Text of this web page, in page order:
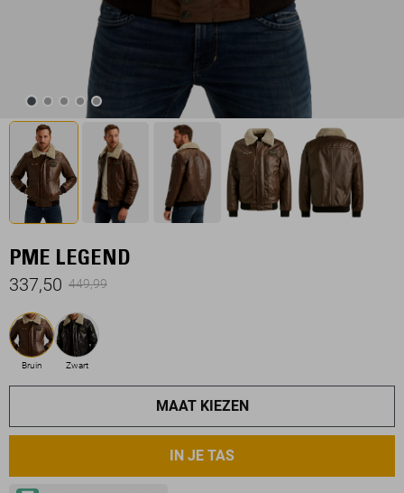
PME LEGEND
337,50 449,99
Bruin Zwart
MAAT KIEZEN
IN JE TAS